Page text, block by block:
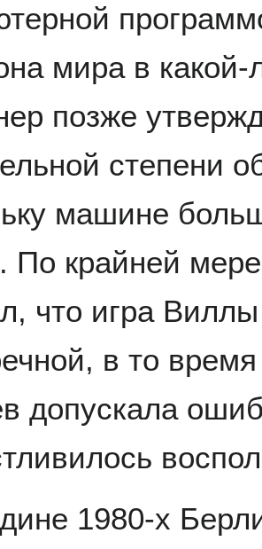
мира в
позже
степени
машине
По крайней
что игра
в то
допускала
1980-х